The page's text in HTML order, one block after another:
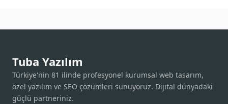
Tuba Yazılım
Türkiye'nin 81 ilinde profesyonel kurumsal web tasarım,
özel yazılım ve SEO çözümleri sunuyoruz. Dijital dünyadaki
güçlü partneriniz.